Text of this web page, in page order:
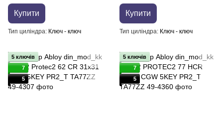
Купити
Тип циліндра Ключ - ключ
Купити
Тип циліндра Ключ - ключ
5 ключів
7
5
5 ключів
7
5